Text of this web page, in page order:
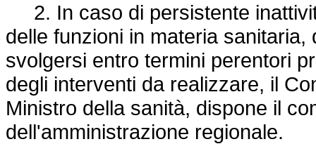
2. In caso di persistente
delle funzioni in materia
svolgersi entro termini perentori
degli interventi da realizzare, il
Ministro della sanità, dispone il
dell'amministrazione regionale.